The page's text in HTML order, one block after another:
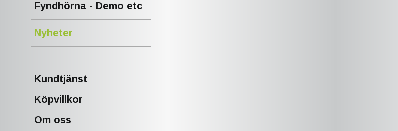
Fyndhörna - Demo etc
Nyheter
Kundtjänst
Köpvillkor
Om oss